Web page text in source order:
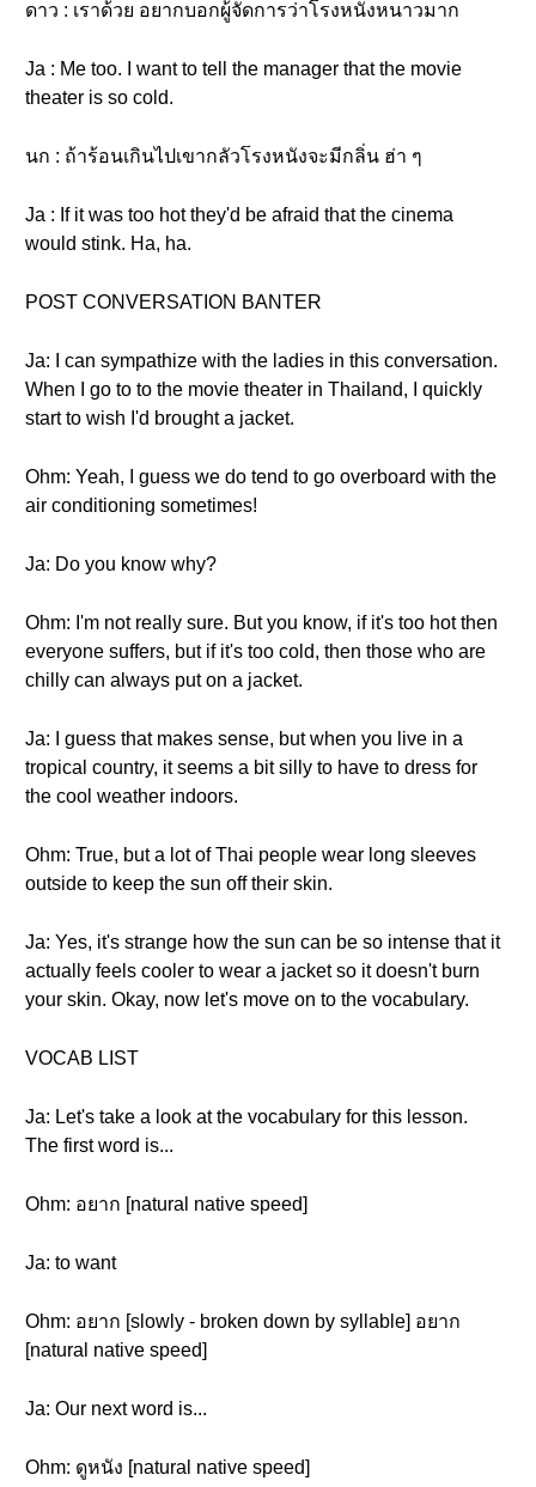
ดาว : เราด้วย อยากบอกผู้จัดการว่าโรงหนังหนาวมาก
Ja : Me too. I want to tell the manager that the movie
theater is so cold.
นก : ถ้าร้อนเกินไปเขากลัวโรงหนังจะมีกลิ่น ฮ่า ๆ
Ja : If it was too hot they'd be afraid that the cinema
would stink. Ha, ha.
POST CONVERSATION BANTER
Ja: I can sympathize with the ladies in this conversation.
When I go to to the movie theater in Thailand, I quickly
start to wish I'd brought a jacket.
Ohm: Yeah, I guess we do tend to go overboard with the
air conditioning sometimes!
Ja: Do you know why?
Ohm: I'm not really sure. But you know, if it's too hot then
everyone suffers, but if it's too cold, then those who are
chilly can always put on a jacket.
Ja: I guess that makes sense, but when you live in a
tropical country, it seems a bit silly to have to dress for
the cool weather indoors.
Ohm: True, but a lot of Thai people wear long sleeves
outside to keep the sun off their skin.
Ja: Yes, it's strange how the sun can be so intense that it
actually feels cooler to wear a jacket so it doesn't burn
your skin. Okay, now let's move on to the vocabulary.
VOCAB LIST
Ja: Let's take a look at the vocabulary for this lesson.
The first word is...
Ohm: อยาก [natural native speed]
Ja: to want
Ohm: อยาก [slowly - broken down by syllable] อยาก
[natural native speed]
Ja: Our next word is...
Ohm: ดูหนัง [natural native speed]